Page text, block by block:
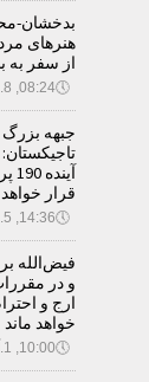
بدخشان-
هنرهای
از سفر به
🕔08:24, 8.سپتامبر 2018
جبهه
قرار
🕔14:36, 5.سپتامبر 2018
فیض‌الله
و در
ارج و
خواهد ماند
🕔10:00, 1.آگوست 2018